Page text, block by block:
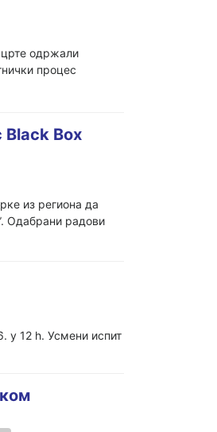
одржали
процес
Black Box
из региона да
Одабрани радови
у 12 h. Усмени испит